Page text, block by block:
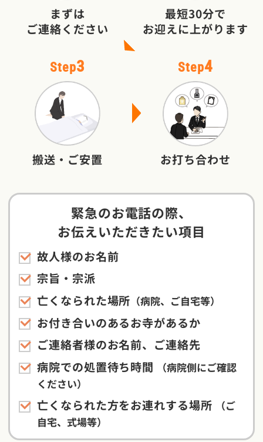
まずは
ご連絡ください
最短30分で
お迎えに上がります
Step3
搬送・ご安置
Step4
お打ち合わせ
緊急のお電話の際、
お伝えいただきたい項目
故人様のお名前
宗旨・宗派
亡くなられた場所 （病院、ご自宅等）
お付き合いのあるお寺があるか
ご連絡者様のお名前、ご連絡先
病院での処置待ち時間
（病院側にご確認
ください）
亡くなられた方をお連れする場所
（ご
自宅、式場等）